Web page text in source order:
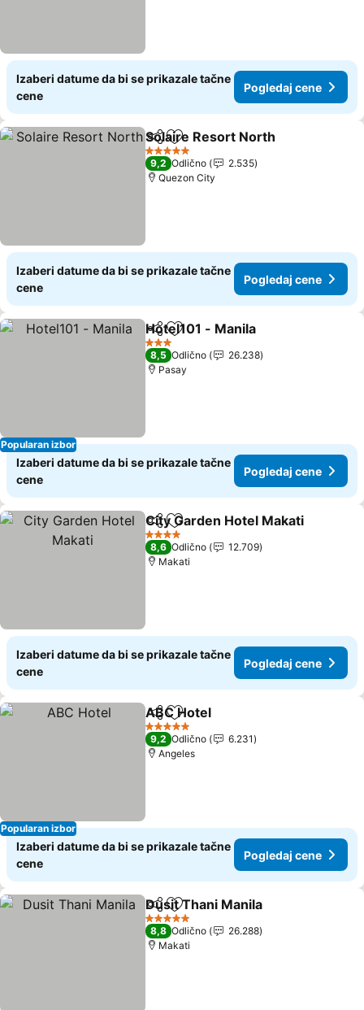
Izaberi datume da bi se prikazale tačne
cene
Pogledaj cene
Deli Dodati u favorite
Solaire Resort North
5 Zvezdice
9,2 Odlično
2.535
Quezon City
Izaberi datume da bi se prikazale tačne
cene
Pogledaj cene
Popularan izbor
Deli Dodati u favorite
Hotel101 - Manila
3 Zvezdice
8,5 Odlično
26.238
Pasay
Izaberi datume da bi se prikazale tačne
cene
Pogledaj cene
Deli Dodati u favorite
City Garden Hotel Makati
4 Zvezdice
8,6 Odlično
12.709
Makati
Izaberi datume da bi se prikazale tačne
cene
Pogledaj cene
Popularan izbor
Deli Dodati u favorite
ABC Hotel
5 Zvezdice
9,2 Odlično
6.231
Angeles
Izaberi datume da bi se prikazale tačne
cene
Pogledaj cene
Deli Dodati u favorite
Dusit Thani Manila
5 Zvezdice
8,8 Odlično
26.288
Makati